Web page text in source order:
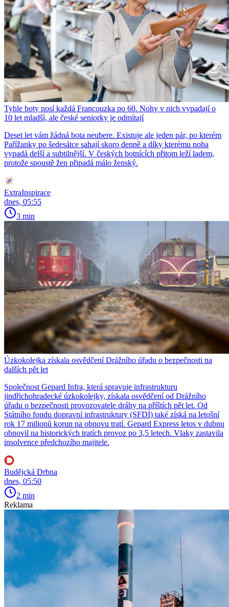
Tyhle boty nosí každá Francouzka po 60. Nohy v nich vypadají o
10 let mladší, ale české seniorky je odmítají
Deset let vám žádná bota neubere. Existuje ale jeden pár, po kterém
Pařížanky po šedesátce sahají skoro denně a díky kterému noha
vypadá delší a subtilnější. V českých botnících přitom leží ladem,
protože spoustě žen připadá málo ženský.
ExtraInspirace
dnes, 05:55
3 min
Úzkokolejka získala osvědčení Drážního úřadu o bezpečnosti na
dalších pět let
Společnost Gepard Infra, která spravuje infrastrukturu
jindřichohradecké úzkokolejky, získala osvědčení od Drážního
úřadu o bezpečnosti provozovatele dráhy na příštích pět let. Od
Státního fondu dopravní infrastruktury (SFDI) také získá na letošní
rok 17 milionů korun na obnovu tratí. Gepard Express letos v dubnu
obnovil na historických tratích provoz po 3,5 letech. Vlaky zastavila
insolvence předchozího majitele.
Budějcká Drbna
dnes, 05:50
2 min
Reklama